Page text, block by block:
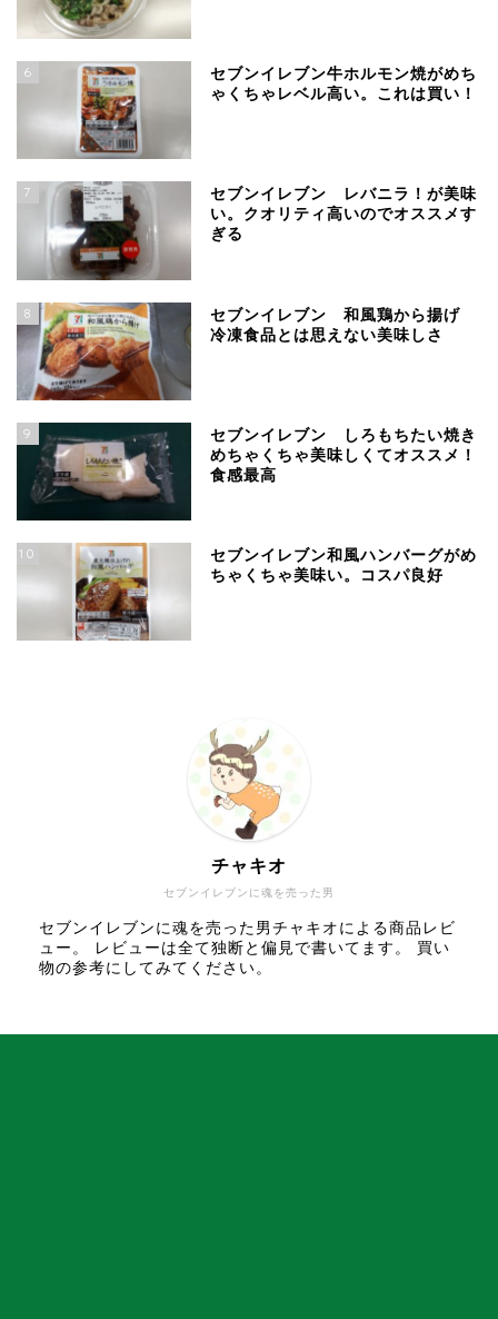
6
セブンイレブン牛ホルモン焼がめち
ゃくちゃレベル高い。これは買い！
7
セブンイレブン レバニラ！が美味
い。クオリティ高いのでオススメす
ぎる
8
セブンイレブン 和風鶏から揚げ
冷凍食品とは思えない美味しさ
9
セブンイレブン しろもちたい焼き
めちゃくちゃ美味しくてオススメ！
食感最高
10
セブンイレブン和風ハンバーグがめ
ちゃくちゃ美味い。コスパ良好
セブンイレブンに魂を売った男
チャキオ
セブンイレブンに魂を売った男チャキオによる商品レビ
ュー。 レビューは全て独断と偏見で書いてます。 買い
物の参考にしてみてください。